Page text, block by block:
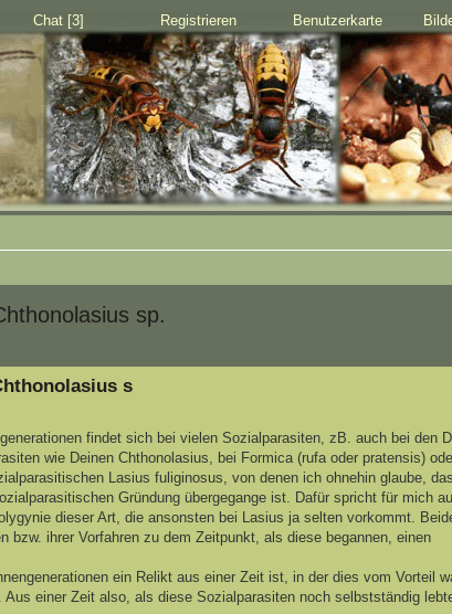
Chat [3] Registrieren Benutzerkarte
sp.
s
findet sich bei vielen Sozialparasiten, zB. auch bei den
wie Deinen Chthonolasius, bei Formica (rufa oder pratensis)
Lasius fuliginosus, von denen ich ohnehin glaube,
Gründung übergegange ist. Dafür spricht für mich
dieser Art, die ansonsten bei Lasius ja selten vorkommt.
bzw. ihrer Vorfahren zu dem Zeitpunkt, als diese begannen, einen
ein Relikt aus einer Zeit ist, in der dies vom Vorteil
einer Zeit also, als diese Sozialparasiten noch selbstständig